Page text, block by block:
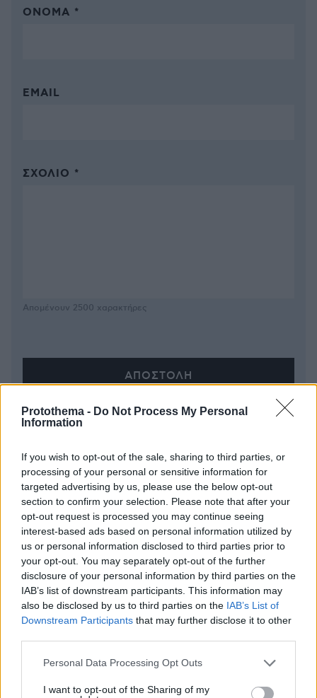
Protothema - Do Not Process My Personal
Information
If you wish to opt-out of the sale, sharing to third parties, or
processing of your personal or sensitive information for
targeted advertising by us, please use the below opt-out
section to confirm your selection. Please note that after your
opt-out request is processed you may continue seeing
interest-based ads based on personal information utilized by
us or personal information disclosed to third parties prior to
your opt-out. You may separately opt-out of the further
disclosure of your personal information by third parties on the
IAB’s list of downstream participants. This information may
also be disclosed by us to third parties on the IAB’s List of
Downstream Participants that may further disclose it to other
Please note that this website/app uses one or more Google
not limited to your visit or usage behaviour. You may click to
Personal Data Processing Opt Outs
I want to opt-out of the Sharing of my
ΌΝΟΜΑ *
EMAIL
ΣΧΌΛΙΟ *
Απομένουν 2500 χαρακτήρες
* Υποχρεωτικά πεδία
ΡΟΗ ΕΙΔΗΣΕΩΝ
Ειδήσεις Δημοφιλή Σχολιασμένα
Προϊόν εργαστηρίου ή της φύσης ο κορωνοϊός; Άλλα
έλεγε δημόσια ο Φάουτσι και άλλα ιδιωτικά, αρνήθηκε
100 φορές να απαντήσει στο Κογκρέσο
πριν 4 λεπτά
Ξεκινούν τα δοκιμαστικά δρομολόγια της επέκτασης
του Μετρό Θεσσαλονίκης προς την Καλαμαριά,
«ενθαρρυντικές οι πρώτες ενδείξεις» δηλώνει ο
πριν 6 λεπτά